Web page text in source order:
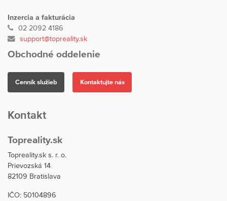
Inzercia a fakturácia
02 2092 4186
support@topreality.sk
Obchodné oddelenie
Cenník služieb Kontaktujte nás
Kontakt
Topreality.sk
Topreality.sk s. r. o.
Prievozská 14
82109 Bratislava
IČO: 50104896